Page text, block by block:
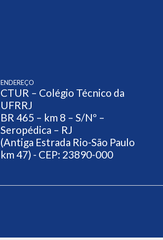
ENDEREÇO
CTUR – Colégio Técnico da
UFRRJ
BR 465 – km 8 – S/Nº –
Seropédica – RJ
(Antiga Estrada Rio-São Paulo
km 47) - CEP: 23890-000